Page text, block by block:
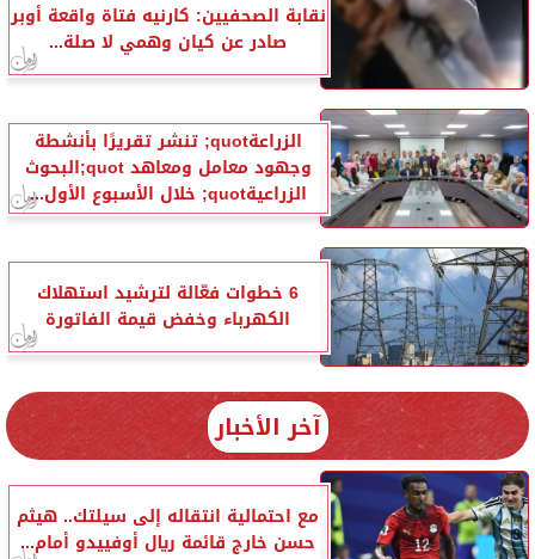
نقابة الصحفيين: كارنيه فتاة واقعة أوبر
صادر عن كيان وهمي لا صلة...
الزراعةquot; تنشر تقريرًا بأنشطة
وجهود معامل ومعاهد quot;البحوث
الزراعيةquot; خلال الأسبوع الأول...
6 خطوات فعّالة لترشيد استهلاك
الكهرباء وخفض قيمة الفاتورة
آخر الأخبار
مع احتمالية انتقاله إلى سيلتك.. هيثم
حسن خارج قائمة ريال أوفييدو أمام...